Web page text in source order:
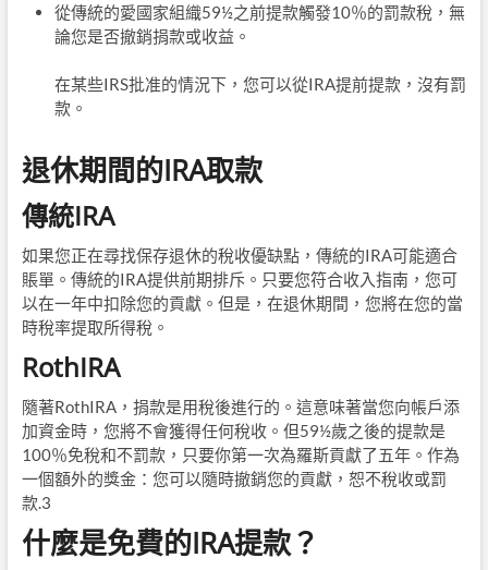
從傳統的愛國家組織59½之前提款觸發10％的罰款稅，無
論您是否撤銷捐款或收益。
在某些IRS批准的情況下，您可以從IRA提前提款，沒有罰
款。
退休期間的IRA取款
傳統IRA
如果您正在尋找保存退休的稅收優缺點，傳統的IRA可能適合
賬單。傳統的IRA提供前期排斥。只要您符合收入指南，您可
以在一年中扣除您的貢獻。但是，在退休期間，您將在您的當
時稅率提取所得稅。
RothIRA
隨著RothIRA，捐款是用稅後進行的。這意味著當您向帳戶添
加資金時，您將不會獲得任何稅收。但59½歲之後的提款是
100％免稅和不罰款，只要你第一次為羅斯貢獻了五年。作為
一個額外的獎金：您可以隨時撤銷您的貢獻，恕不稅收或罰
款.3
什麼是免費的IRA提款？